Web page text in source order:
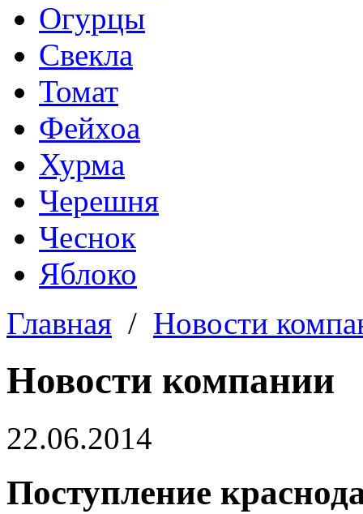
Огурцы
Свекла
Томат
Фейхоа
Хурма
Черешня
Чеснок
Яблоко
Главная / Новости
Новости компании
22.06.2014
Поступление